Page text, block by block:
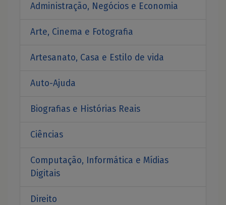
Administração, Negócios e Economia
Arte, Cinema e Fotografia
Artesanato, Casa e Estilo de vida
Auto-Ajuda
Biografias e Histórias Reais
Ciências
Computação, Informática e Mídias
Digitais
Direito